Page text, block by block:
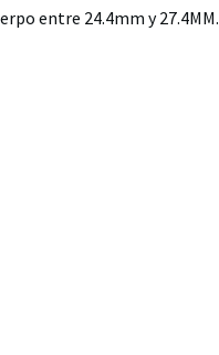
entre 24.4mm y 27.4MM.